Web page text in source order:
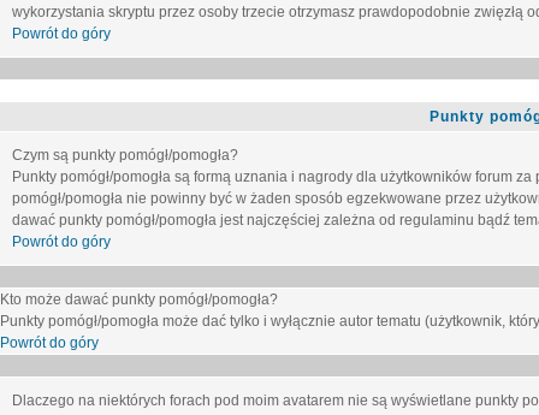
wykorzystania skryptu przez osoby trzecie otrzymasz prawdopodobnie zwięzłą
Powrót do góry
Punkty
Czym są punkty pomógł/pomogła?
Punkty pomógł/pomogła są formą uznania i nagrody dla użytkowników forum
pomógł/pomogła nie powinny być w żaden sposób egzekwowane przez
dawać punkty pomógł/pomogła jest najczęściej zależna od regulaminu bądź
Powrót do góry
Kto może dawać punkty pomógł/pomogła?
Punkty pomógł/pomogła może dać tylko i wyłącznie autor tematu (użytkownik,
Powrót do góry
Dlaczego na niektórych forach pod moim avatarem nie są wyświetlane punkty